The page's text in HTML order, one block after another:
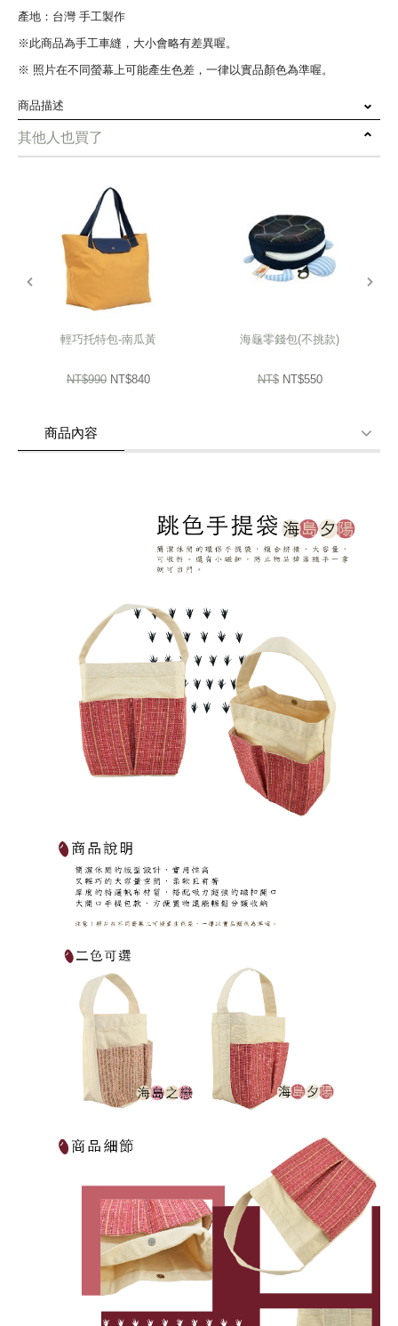
產地：台灣 手工製作
※此商品為手工車縫，大小會略有差異喔。
※ 照片在不同螢幕上可能產生色差，一律以實品顏色為準喔。
商品描述
簡潔休閒的環保手提袋，複合拼接、大容量，可收折。
簡潔休閒的版型設計，實用性高又輕巧的大容量空間，
柔軟且有著厚度的特選帆布材質，搭配吸力超強的磁扣開口，
大開口手提包款，方便置物還能輕鬆分類收納。
其他人也買了
輕巧托特包-南瓜黃
NT$990 NT$840
海龜零錢包(不挑款)
NT$ NT$550
商品內容